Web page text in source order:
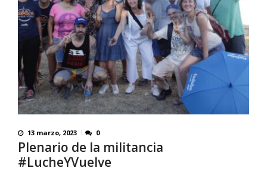
13 marzo, 2023 0
Plenario de la militancia
#LucheYVuelve